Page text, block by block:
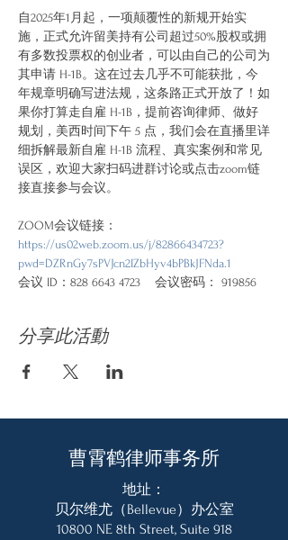
自2025年1月起，一项颠覆性的新规开始实
施，正式允许留美持有公司超过50%股权或拥
有多数投票权的创业者，可以由自己的公司为
其申请 H-1B。这在过去几乎不可能获批，今
年规章明确写进法规，这条路正式开放了！如
果你打算走自雇 H-1B，提前咨询律师、做好
规划，美西时间下午 5 点，我们会在直播里详
细拆解最新自雇 H-1B 流程、真实案例和常见
误区，欢迎大家扫码进群讨论或点击zoom链
接直接参与会议。
ZOOM会议链接：
https://us02web.zoom.us/j/82866434723?
pwd=DZRnGy7sPVJcn2IZbHyv4bPBkJFNda.1
会议 ID：828 6643 4723    会议密码： 919856
分享此活動
曹霄鹤律师事务所
地址：
贝尔维尤（Bellevue）办公室
10800 NE 8th Street, Suite 918